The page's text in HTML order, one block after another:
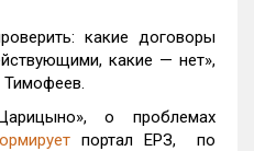
какие договоры
какие — нет»,
Тимофеев.
о проблемах
портал ЕРЗ, по